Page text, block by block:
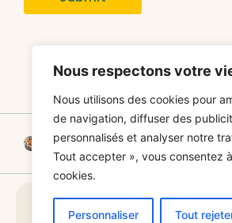
Nous respectons votre
Nous utilisons des cookies pour
de navigation, diffuser des
personnalisés et analyser notre
Tout accepter », vous consentez
cookies.
Personnaliser Tout